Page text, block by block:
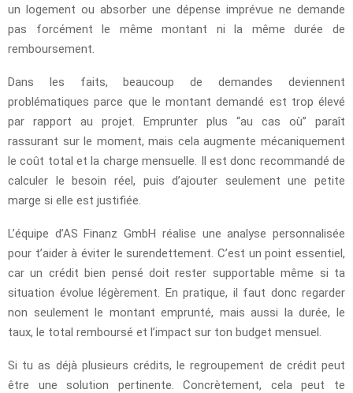
un logement ou absorber une dépense imprévue ne demande
pas forcément le même montant ni la même durée de
remboursement.
Dans les faits, beaucoup de demandes deviennent
problématiques parce que le montant demandé est trop élevé
par rapport au projet. Emprunter plus “au cas où” paraît
rassurant sur le moment, mais cela augmente mécaniquement
le coût total et la charge mensuelle. Il est donc recommandé de
calculer le besoin réel, puis d’ajouter seulement une petite
marge si elle est justifiée.
L’équipe d’AS Finanz GmbH réalise une analyse personnalisée
pour t’aider à éviter le surendettement. C’est un point essentiel,
car un crédit bien pensé doit rester supportable même si ta
situation évolue légèrement. En pratique, il faut donc regarder
non seulement le montant emprunté, mais aussi la durée, le
taux, le total remboursé et l’impact sur ton budget mensuel.
Si tu as déjà plusieurs crédits, le regroupement de crédit peut
être une solution pertinente. Concrètement, cela peut te